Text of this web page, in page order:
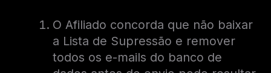
O Afiliado concorda que não baixar
a Lista de Supressão e remover
todos os e-mails do banco de